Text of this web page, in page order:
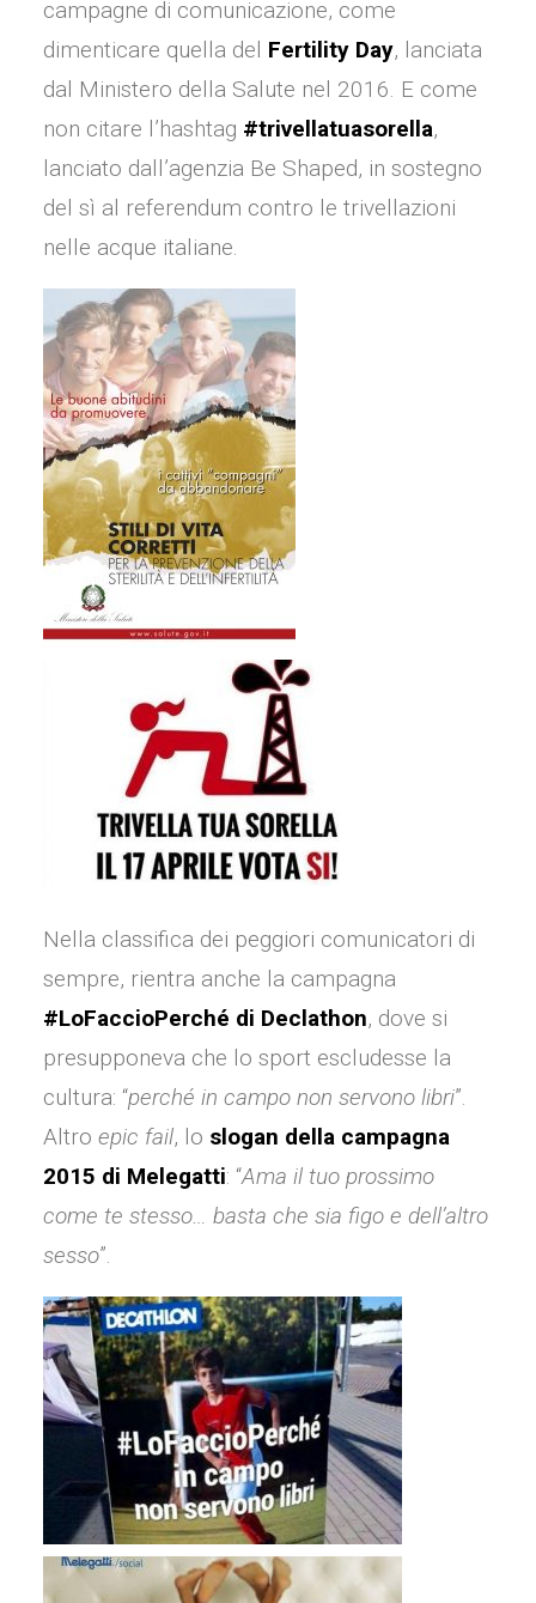
campagne di comunicazione, come
dimenticare quella del Fertility Day, lanciata
dal Ministero della Salute nel 2016. E come
non citare l’hashtag #trivellatuasorella,
lanciato dall’agenzia Be Shaped, in sostegno
del sì al referendum contro le trivellazioni
nelle acque italiane.
Nella classifica dei peggiori comunicatori di
sempre, rientra anche la campagna
#LoFaccioPerché di Declathon, dove si
presupponeva che lo sport escludesse la
cultura: “perché in campo non servono libri”.
Altro epic fail, lo slogan della campagna
2015 di Melegatti: “Ama il tuo prossimo
come te stesso… basta che sia figo e dell’altro
sesso”.